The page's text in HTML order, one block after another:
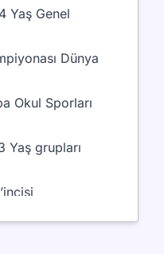
Yaş Genel
Dünya
Okul Sporları
Yaş grupları